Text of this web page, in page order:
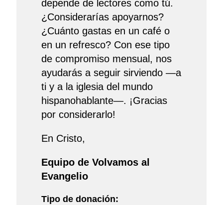
depende de lectores como tú.
¿Considerarías apoyarnos?
¿Cuánto gastas en un café o
en un refresco? Con ese tipo
de compromiso mensual, nos
ayudarás a seguir sirviendo —a
ti y a la iglesia del mundo
hispanohablante—. ¡Gracias
por considerarlo!
En Cristo,
Equipo de Volvamos al
Evangelio
Tipo de donación: